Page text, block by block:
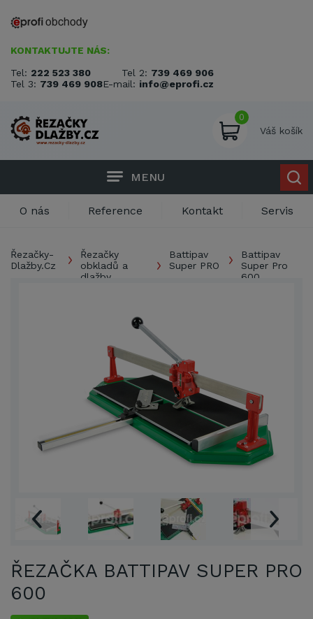
KONTAKTUJTE NÁS:
Tel: 222 523 380 Tel 2: 739 469 906
Tel 3: 739 469 908E-mail: info@eprofi.cz
0
Váš košík
MENU
O nás Reference Kontakt Servis
Řezačky-
Dlažby.Cz
Řezačky
obkladů a
dlažby
Battipav
Super PRO
Battipav
Super Pro
600
ŘEZAČKA BATTIPAV SUPER PRO
600